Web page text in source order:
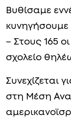
Βυθίσαμε
κυνηγήσουμε
– Στους 165
σχολείο
Συνεχίζεται
στη Μέση